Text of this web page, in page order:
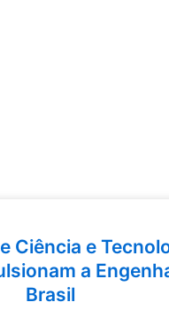
Ciência e
a
Brasil